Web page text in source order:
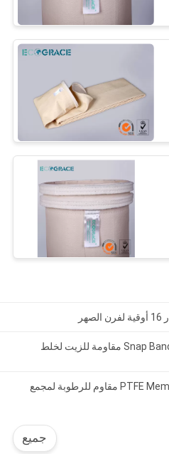
حقيبة فلتر Nomex Aramid من Snap Band مقاومة للزيت لخلط
PTFE Membrane Nomex Filter Bag 14Oz مقاوم للرطوبة لمجمع
جميع